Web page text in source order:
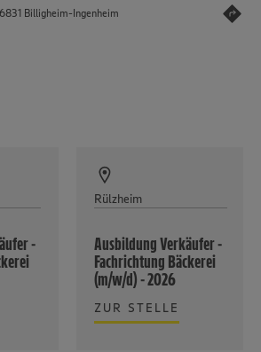
Billigheim-Ingenheim
-
Rülzheim
Ausbildung Verkäufer -
Fachrichtung Bäckerei
(m/w/d) - 2026
ZUR STELLE